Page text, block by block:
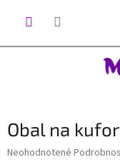
Obal na
Priemerné
Neohodnotené